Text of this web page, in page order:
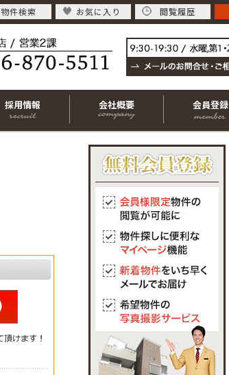
採用情報 会社概要 会員登録
物件検索 お気に入り 閲覧履歴